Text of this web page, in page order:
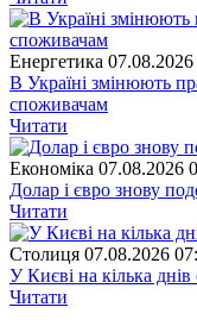
Енергетика 07.08.2026
В Україні змінюють
споживачам
Читати
Економіка 07.08.2026
Долар і євро знову
Читати
Столиця 07.08.2026
У Києві на кілька
Читати